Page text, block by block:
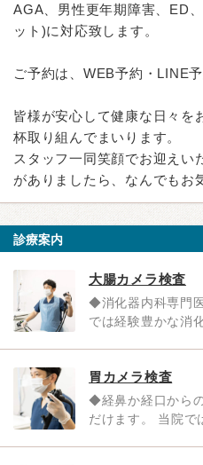
AGA、男性更年期障害、ED
ット)に対応致します。
ご予約は、WEB予約・LINE
皆様が安心して健康な日々を
杯取り組んでまいります。
スタッフ一同笑顔でお迎えい
がありましたら、なんでもお
診療案内
大腸カメラ検査
◆消化器内科専門
では経験豊かな消
胃カメラ検査
◆経鼻か経口から
だけます。 当院で